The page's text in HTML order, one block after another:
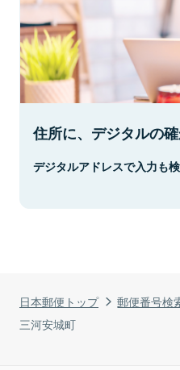
日本郵便トップ 郵便番号検
三河安城町
住所に、デジタルの確
デジタルアドレスで入力も